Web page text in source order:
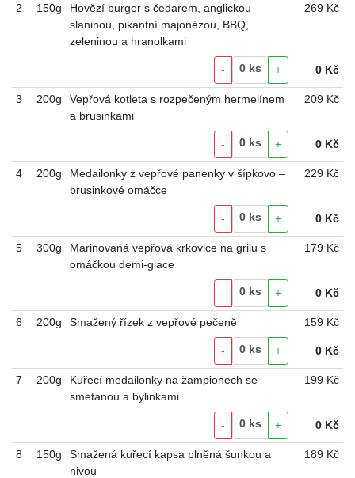
2 150g
Hovězí burger s čedarem, anglickou
slaninou, pikantní majonézou, BBQ,
zeleninou a hranolkami
269 Kč
- 0 ks + 0 Kč
3 200g
Vepřová kotleta s rozpečeným hermelínem
a brusinkami
209 Kč
- 0 ks + 0 Kč
4 200g
Medailonky z vepřové panenky v šípkovo –
brusinkové omáčce
229 Kč
- 0 ks + 0 Kč
5 300g
Marinovaná vepřová krkovice na grilu s
omáčkou demi-glace
179 Kč
- 0 ks + 0 Kč
6 200g Smažený řízek z vepřové pečeně 159 Kč
- 0 ks + 0 Kč
7 200g
Kuřecí medailonky na žampionech se
smetanou a bylinkami
199 Kč
- 0 ks + 0 Kč
8 150g
Smažená kuřecí kapsa plněná šunkou a
nivou
189 Kč